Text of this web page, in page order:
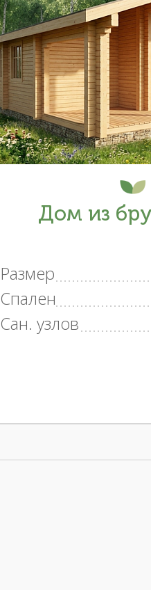
Дом из
Размер
Спален
Сан. узлов